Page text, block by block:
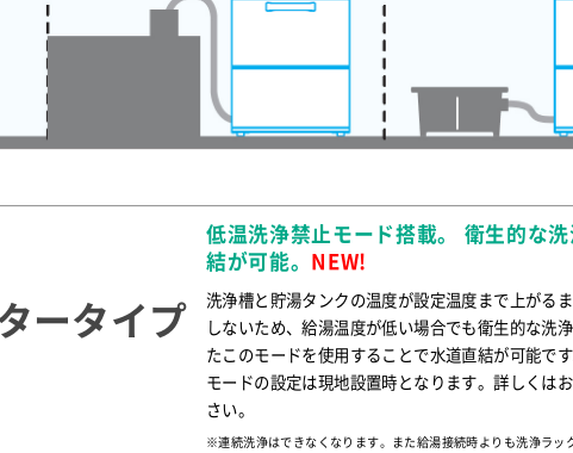
ータイプ
低温洗浄禁止モード搭載。 衛生的な
結が可能。 NEW!
洗浄槽と貯湯タンクの温度が設定温度まで上がる
しないため、給湯温度が低い場合でも衛生的な洗
たこのモードを使用することで水道直結が可能で
モードの設定は現地設置時となります。詳しくは
さい。
※連続洗浄はできなくなります。また給湯接続時よりも洗浄ラッ